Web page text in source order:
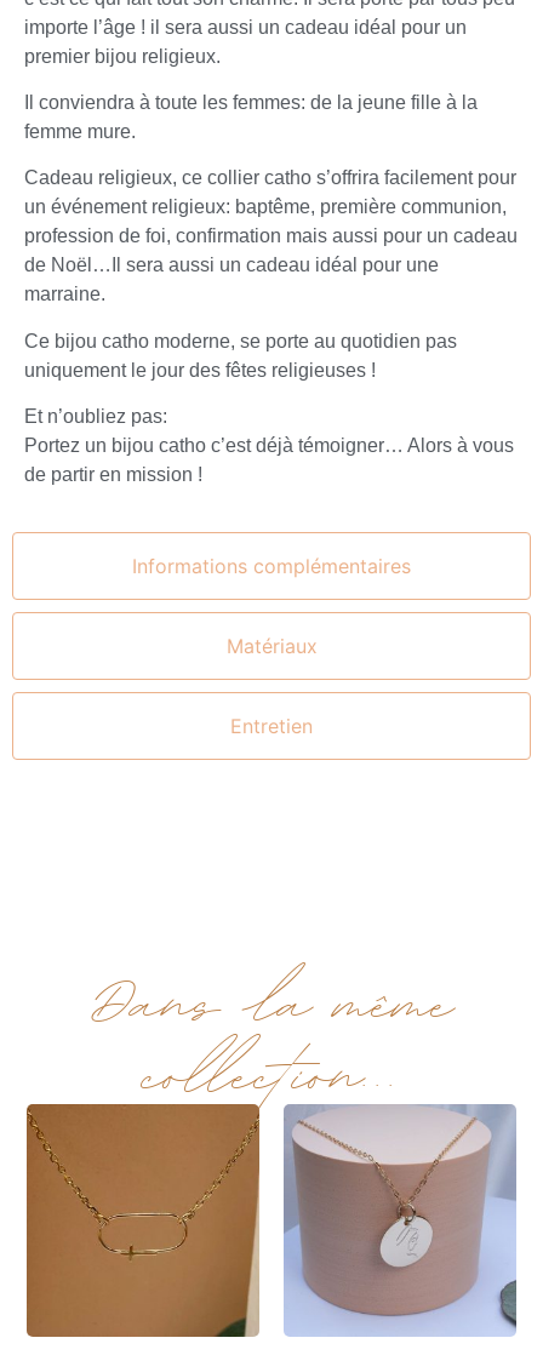
Informations complémentaires
Matériaux
Entretien
importe l’âge ! il sera aussi un cadeau idéal pour un
premier bijou religieux.
Il conviendra à toute les femmes: de la jeune fille à la
femme mure.
Cadeau religieux, ce collier catho s’offrira facilement pour
un événement religieux: baptême, première communion,
profession de foi, confirmation mais aussi pour un cadeau
de Noël…Il sera aussi un cadeau idéal pour une
marraine.
Ce bijou catho moderne, se porte au quotidien pas
uniquement le jour des fêtes religieuses !
Et n’oubliez pas:
Portez un bijou catho c’est déjà témoigner… Alors à vous
de partir en mission !
Dans la même
collection...